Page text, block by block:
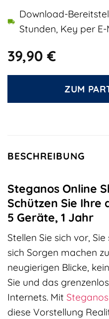
39,90€
Download-
Stunden, Key per E-
ZUM
BESCHREIBUNG
Steganos Online
Schützen Sie
5 Geräte, 1 Jahr
Stellen Sie sich vor,
sich Sorgen machen
neugierigen Blicke,
Sie und das
Internets. Mit Steganos
diese Vorstellung